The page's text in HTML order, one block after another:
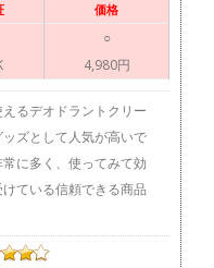
価格
○
4,980円
るデオドラントクリー
ズとして人気が高いで
に多く、使ってみて効
ている信頼できる商品